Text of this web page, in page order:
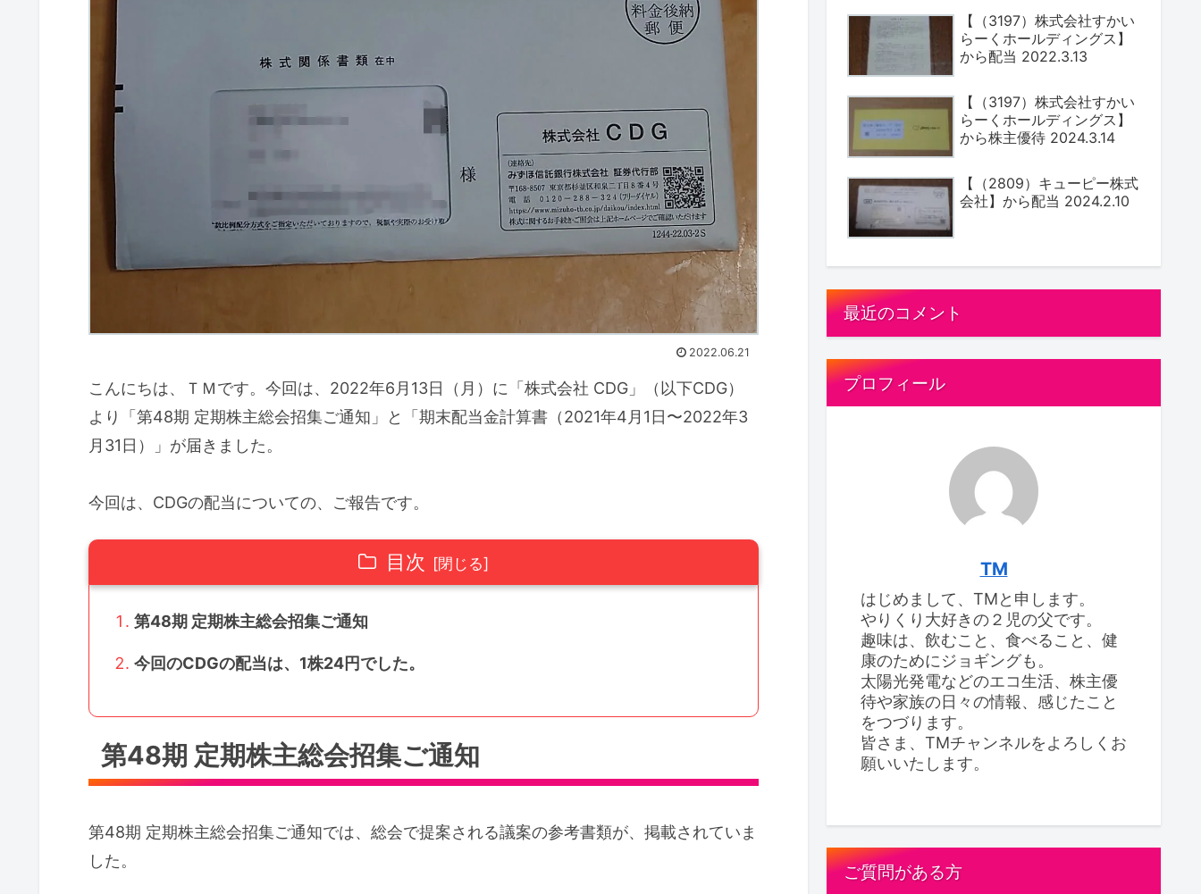
2022.06.21
こんにちは、ＴＭです。今回は、2022年6月13日（月）に「株式会社 CDG」（以下CDG）
より「第48期 定期株主総会招集ご通知」と「期末配当金計算書（2021年4月1日〜2022年3
月31日）」が届きました。
今回は、CDGの配当についての、ご報告です。
目次
第48期 定期株主総会招集ご通知
今回のCDGの配当は、1株24円でした。
第48期 定期株主総会招集ご通知
第48期 定期株主総会招集ご通知では、総会で提案される議案の参考書類が、掲載されていま
した。
【（3197）株式会社すかい
らーくホールディングス】
から配当 2022.3.13
【（3197）株式会社すかい
らーくホールディングス】
から株主優待 2024.3.14
【（2809）キューピー株式
会社】から配当 2024.2.10
最近のコメント
プロフィール
TM
はじめまして、TMと申します。
やりくり大好きの２児の父です。
趣味は、飲むこと、食べること、健
康のためにジョギングも。
太陽光発電などのエコ生活、株主優
待や家族の日々の情報、感じたこと
をつづります。
皆さま、TMチャンネルをよろしくお
願いいたします。
ご質問がある方